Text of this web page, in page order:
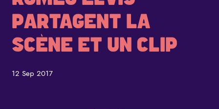
PARTAGENT LA
SCÈNE ET UN CLIP
12 Sep 2017